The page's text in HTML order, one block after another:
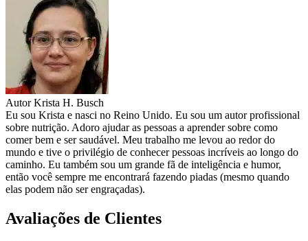
Autor Krista H. Busch
Eu sou Krista e nasci no Reino Unido. Eu sou um autor profissional
sobre nutrição. Adoro ajudar as pessoas a aprender sobre como
comer bem e ser saudável. Meu trabalho me levou ao redor do
mundo e tive o privilégio de conhecer pessoas incríveis ao longo do
caminho. Eu também sou um grande fã de inteligência e humor,
então você sempre me encontrará fazendo piadas (mesmo quando
elas podem não ser engraçadas).
Avaliações de Clientes